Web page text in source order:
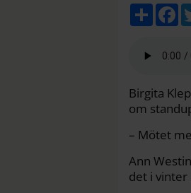
D
e
F
c
b
k
Birgita
om
– Mötet
Ann
det i vinter